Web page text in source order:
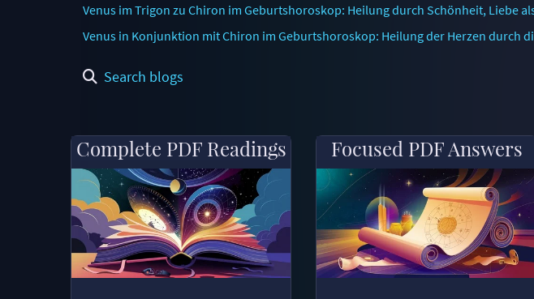
Venus im Trigon zu Chiron im Geburtshoroskop: Heilung durch Schönheit, Liebe
Venus in Konjunktion mit Chiron im Geburtshoroskop: Heilung der Herzen durch
Search blogs
Complete PDF Readings Focused PDF Answers